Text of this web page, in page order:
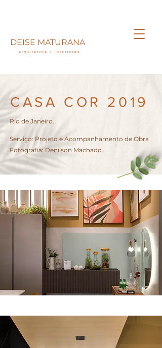
DEISE MATURANA
arquitetura + interiores
CASA COR 2019
Rio de Janeiro.
Serviço: Projeto e Acompanhamento de Obra
Fotografia: Denilson Machado.